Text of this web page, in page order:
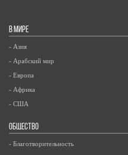
В МИРЕ
- Азия
- Арабский мир
- Европа
- Африка
- США
ОБЩЕСТВО
- Благотворительность